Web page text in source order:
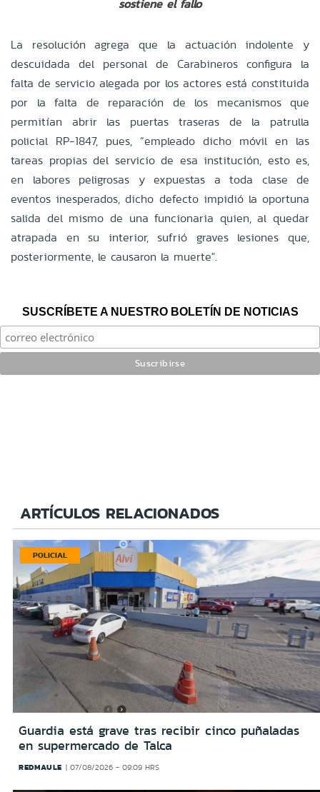
sostiene el fallo
La resolución agrega que la actuación indolente y
descuidada del personal de Carabineros configura la
falta de servicio alegada por los actores está constituida
por la falta de reparación de los mecanismos que
permitían abrir las puertas traseras de la patrulla
policial RP-1847, pues, “empleado dicho móvil en las
tareas propias del servicio de esa institución, esto es,
en labores peligrosas y expuestas a toda clase de
eventos inesperados, dicho defecto impidió la oportuna
salida del mismo de una funcionaria quien, al quedar
atrapada en su interior, sufrió graves lesiones que,
posteriormente, le causaron la muerte".
SUSCRÍBETE A NUESTRO BOLETÍN DE NOTICIAS
ARTÍCULOS RELACIONADOS
POLICIAL
Guardia está grave tras recibir cinco puñaladas
en supermercado de Talca
REDMAULE 07/08/2026 - 09:09 HRS